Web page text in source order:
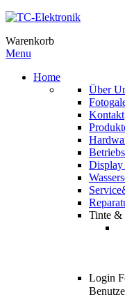
Warenkorb
Menu
Home
Über
Kontakt
Display
Tinte &
Login